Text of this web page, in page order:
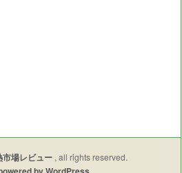
場レビュー, all rights reserved.